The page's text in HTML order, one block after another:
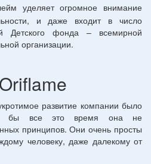
уделяет огромное внимание
и даже входит в число
Детского фонда – всемирной
организации.
развитие компании было
бы все это время она не
принципов. Они очень просты
человеку, даже далекому от